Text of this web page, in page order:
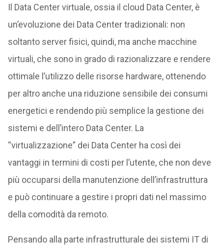
Il Data Center virtuale, ossia il cloud Data Center, è
un’evoluzione dei Data Center tradizionali: non
soltanto server fisici, quindi, ma anche macchine
virtuali, che sono in grado di razionalizzare e rendere
ottimale l’utilizzo delle risorse hardware, ottenendo
per altro anche una riduzione sensibile dei consumi
energetici e rendendo più semplice la gestione dei
sistemi e dell’intero Data Center. La
“virtualizzazione” dei Data Center ha così dei
vantaggi in termini di costi per l’utente, che non deve
più occuparsi della manutenzione dell’infrastruttura
e può continuare a gestire i propri dati nel massimo
della comodità da remoto.
Pensando alla parte infrastrutturale dei sistemi IT di